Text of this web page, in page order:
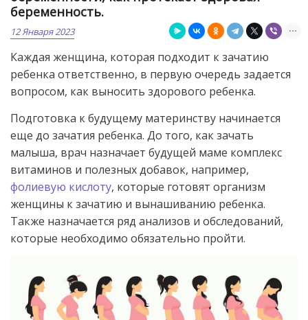
беременность.
12 Января 2023
Каждая женщина, которая подходит к зачатию
ребенка ответственно, в первую очередь задается
вопросом, как выносить здорового ребенка.
Подготовка к будущему материнству начинается
еще до зачатия ребенка. До того, как зачать
малыша, врач назначает будущей маме комплекс
витаминов и полезных добавок, например,
фолиевую кислоту, которые готовят организм
женщины к зачатию и вынашиванию ребенка.
Также назначается ряд анализов и обследований,
которые необходимо обязательно пройти.